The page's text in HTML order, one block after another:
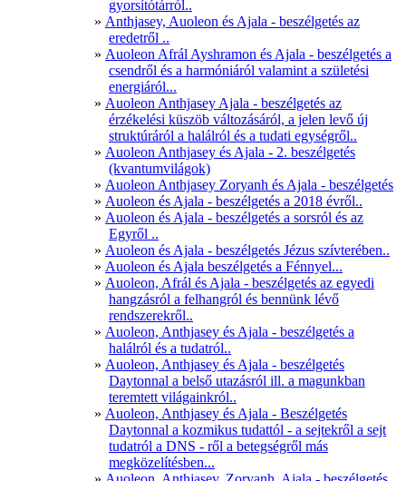
gyorsítótárról..
Anthjasey, Auoleon és Ajala - beszélgetés az
eredetről ..
Auoleon Afrál Ayshramon és Ajala - beszélgetés a
csendről és a harmóniáról valamint a születési
energiáról...
Auoleon Anthjasey Ajala - beszélgetés az
érzékelési küszöb változásáról, a jelen levő új
struktúráról a halálról és a tudati egységről..
Auoleon Anthjasey és Ajala - 2. beszélgetés
(kvantumvilágok)
Auoleon Anthjasey Zoryanh és Ajala - beszélgetés
Auoleon és Ajala - beszélgetés a 2018 évről..
Auoleon és Ajala - beszélgetés a sorsról és az
Egyről ..
Auoleon és Ajala - beszélgetés Jézus szívterében..
Auoleon és Ajala beszélgetés a Fénnyel...
Auoleon, Afrál és Ajala - beszélgetés az egyedi
hangzásról a felhangról és bennünk lévő
rendszerekről..
Auoleon, Anthjasey és Ajala - beszélgetés a
halálról és a tudatról..
Auoleon, Anthjasey és Ajala - beszélgetés
Daytonnal a belső utazásról ill. a magunkban
teremtett világainkról..
Auoleon, Anthjasey és Ajala - Beszélgetés
Daytonnal a kozmikus tudattól - a sejtekről a sejt
tudatról a DNS - ről a betegségről más
megközelítésben...